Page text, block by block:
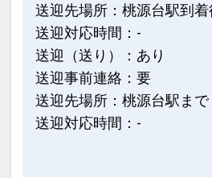
送迎先場所：桃源台駅到着
送迎対応時間：-
送迎（送り）：あり
送迎事前連絡：要
送迎先場所：桃源台駅まで
送迎対応時間：-